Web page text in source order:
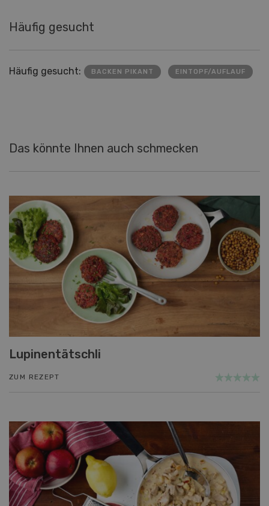
Häufig gesucht
Häufig gesucht: BACKEN PIKANT EINTOPF/AUFLAUF
Das könnte Ihnen auch schmecken
Lupinentätschli
ZUM REZEPT